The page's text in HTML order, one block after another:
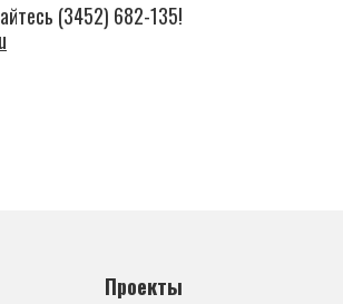
(3452) 682-135!
Проекты